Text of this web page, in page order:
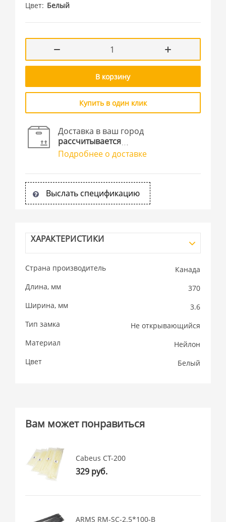
Цвет Белый
В корзину
Купить в один клик
Доставка в ваш город
рассчитывается
Подробнее о доставке
Выслать спецификацию
ХАРАКТЕРИСТИКИ
Страна производитель
Канада
Длина, мм
370
Ширина, мм
3.6
Тип замка
Не открывающийся
Материал
Нейлон
Цвет
Белый
Вам может понравиться
Cabeus CT-200
329 руб.
ARMS RM-SC-2.5*100-B